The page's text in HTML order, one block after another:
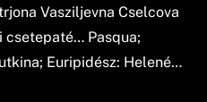
Vasziljevna Cselcova
csetepaté… Pasqua;
Euripidész: Helené…